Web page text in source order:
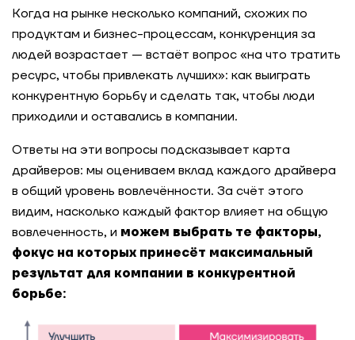
Когда на рынке несколько компаний, схожих по
продуктам и бизнес-процессам, конкуренция за
людей возрастает — встаёт вопрос «на что тратить
ресурс, чтобы привлекать лучших»: как выиграть
конкурентную борьбу и сделать так, чтобы люди
приходили и оставались в компании.
Ответы на эти вопросы подсказывает карта
драйверов: мы оцениваем вклад каждого драйвера
в общий уровень вовлечённости. За счёт этого
видим, насколько каждый фактор влияет на общую
вовлеченность, и можем выбрать те факторы,
фокус на которых принесёт максимальный
результат для компании в конкурентной
борьбе: